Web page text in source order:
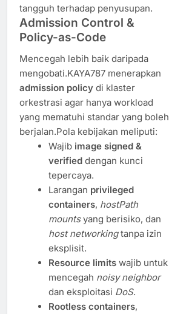
tangguh terhadap penyusupan.
Admission Control &
Policy-as-Code
Mencegah lebih baik daripada
mengobati.KAYA787 menerapkan
admission policy di klaster
orkestrasi agar hanya workload
yang mematuhi standar yang boleh
berjalan.Pola kebijakan meliputi:
Wajib image signed &
verifieddengan kunci
tepercaya.
Larangan privileged
containers, hostPath
mountsyang berisiko, dan
host networkingtanpa izin
eksplisit.
Resource limitswajib untuk
mencegah noisy neighbor
dan eksploitasi DoS.
Rootless containers,